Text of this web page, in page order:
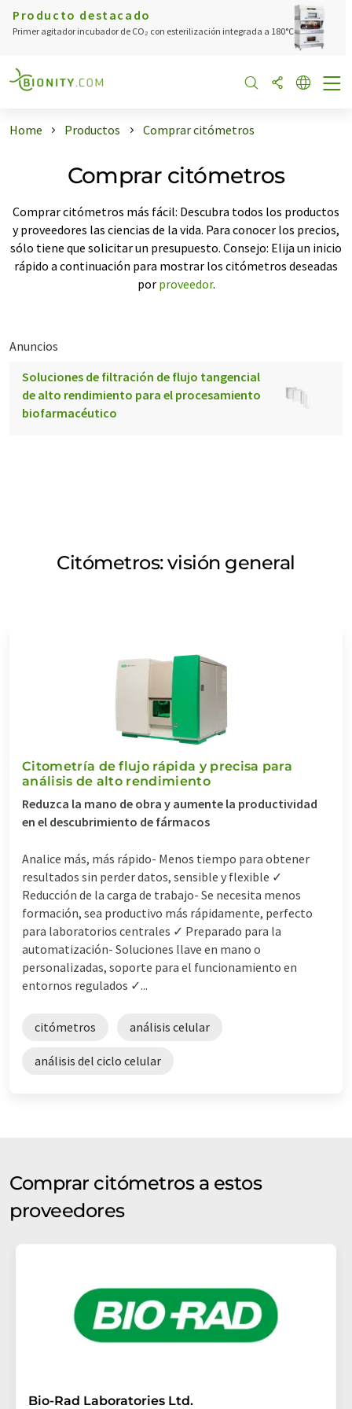
Producto destacado
Primer agitador incubador de CO₂ con esterilización integrada a 180°C
Home Productos Comprar citómetros
Comprar citómetros
Comprar citómetros más fácil: Descubra todos los productos
y proveedores las ciencias de la vida. Para conocer los precios,
sólo tiene que solicitar un presupuesto. Consejo: Elija un inicio
rápido a continuación para mostrar los citómetros deseadas
por proveedor.
Anuncios
Soluciones de filtración de flujo tangencial
de alto rendimiento para el procesamiento
biofarmacéutico
Citómetros: visión general
Citometría de flujo rápida y precisa para
análisis de alto rendimiento
Reduzca la mano de obra y aumente la productividad
en el descubrimiento de fármacos
Analice más, más rápido- Menos tiempo para obtener
resultados sin perder datos, sensible y flexible ✓
Reducción de la carga de trabajo- Se necesita menos
formación, sea productivo más rápidamente, perfecto
para laboratorios centrales ✓ Preparado para la
automatización- Soluciones llave en mano o
personalizadas, soporte para el funcionamiento en
entornos regulados ✓...
citómetros análisis celular
análisis del ciclo celular
Comprar citómetros a estos
proveedores
Bio-Rad Laboratories Ltd.